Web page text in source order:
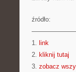
źródło:
1. link
2. kliknij tutaj
3. zobacz